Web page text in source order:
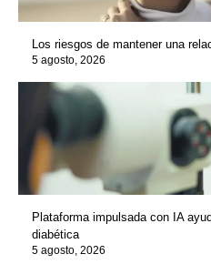
Los riesgos de mantener una
5 agosto, 2026
Plataforma impulsada con IA
diabética
5 agosto, 2026